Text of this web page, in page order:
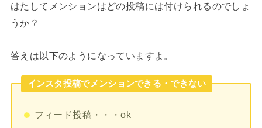
はたしてメンションはどの投稿には付けられるのでしょ
うか？
答えは以下のようになっていますよ。
インスタ投稿でメンションできる・できない
フィード投稿・・・ok